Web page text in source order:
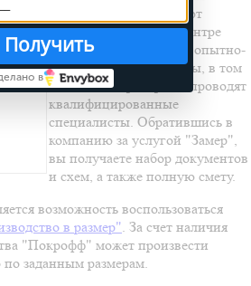
которые имеют
репутацию. Например, в Центре
кровли "Покрофф" все опытно-
конструкторские работы, в том
числе и замеры крыш, проводят
квалифицированные
специалисты. Обратившись в
компанию за услугой "Замер",
вы получаете набор документов
и схем, а также полную смету.
возможность воспользоваться
в размер". За счет наличия
"Покрофф" может произвести
заданным размерам.
Получить
в